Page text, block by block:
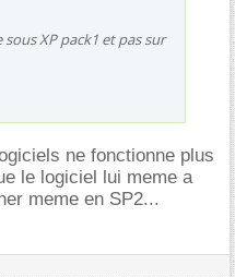
XP pack1 et pas sur
ne fonctionne plus
le logiciel lui meme a
meme en SP2...